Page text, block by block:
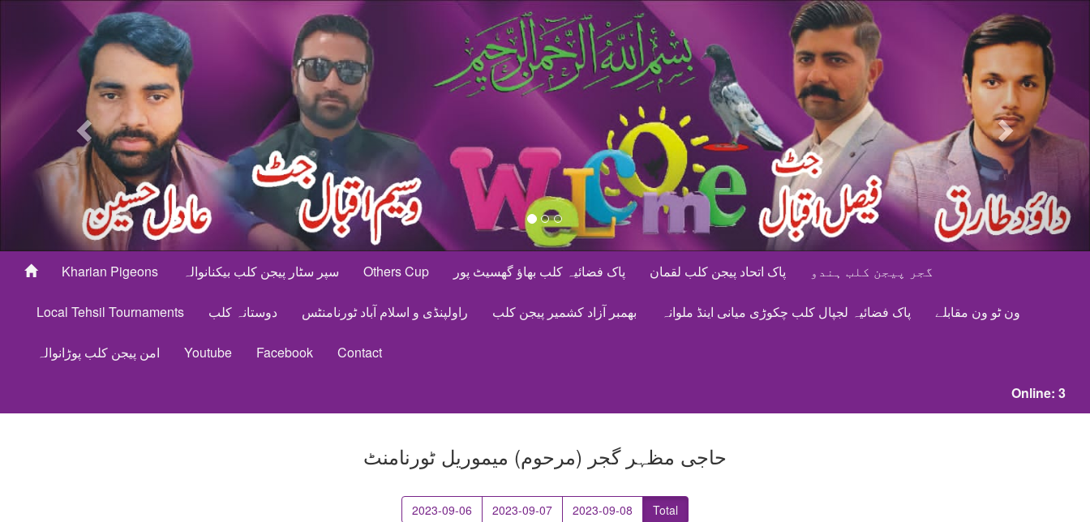
Previous Next
Kharian Pigeons سپر سٹار پیجن کلب بیکنانوالہ Others Cup پاک فضائیہ کلب بھاؤ گھسیٹ پور پاک اتحاد پیجن کلب لقمان گجر پیجن کلب ہندو
Local Tehsil Tournaments دوستانہ کلب راولپنڈی و اسلام آباد ٹورنامنٹس بھمبر آزاد کشمیر پیجن کلب پاک فضائیہ لجپال کلب چکوڑی میانی اینڈ ملوانہ ون ٹو ون مقابلے
امن پیجن کلب پوڑانوالہ Youtube Facebook Contact
Online: 3
حاجی مظہر گجر (مرحوم) میموریل ٹورنامنٹ
2023-09-06 2023-09-07 2023-09-08 Total